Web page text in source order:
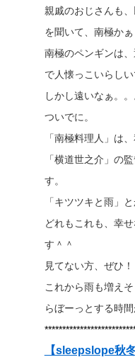
親戚のおじさんも
を聞いて、南極か
南極のペンギンは
で人懐っこいらしい
しかし遠いなぁ。。
ついでに。
「南極料理人」は
「横道世之介」の
す。
「キツツキと雨」と
どれもこれも、幸
す＾＾
見てない方、ぜひ！
これから雨も増え
らぼーっとする時
【sleepslope秋